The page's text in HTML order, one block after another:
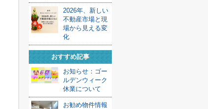
2026年、新しい
不動産市場と現
場から見える変
化
おすすめ記事
お知らせ：ゴー
ルデンウィーク
休業について
お勧め物件情報